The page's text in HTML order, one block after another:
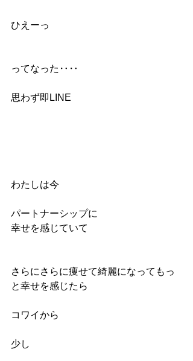
ひえーっ
ってなった‥‥
思わず即LINE
わたしは今
パートナーシップに
幸せを感じていて
さらにさらに痩せて綺麗になってもっ
と幸せを感じたら
コワイから
少し